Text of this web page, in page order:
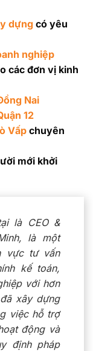
dựng có yêu
nghiệp
các đơn vị kinh
Nai
12
Vấp chuyên
mới khởi
là CEO &
là một
vực tư vấn
kế toán,
với hơn
xây dựng
việc hỗ trợ
động và
định pháp